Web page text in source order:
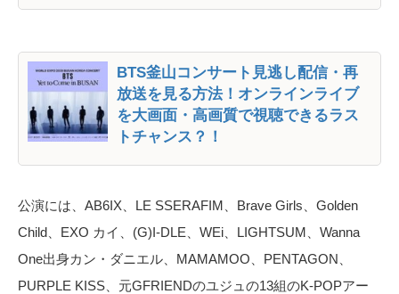
BTS釜山コンサート見逃し配信・再
放送を見る方法！オンラインライブ
を大画面・高画質で視聴できるラス
トチャンス？！
公演には、AB6IX、LE SSERAFIM、Brave Girls、Golden
Child、EXO カイ、(G)I-DLE、WEi、LIGHTSUM、Wanna
One出身カン・ダニエル、MAMAMOO、PENTAGON、
PURPLE KISS、元GFRIENDのユジュの13組のK-POPアー